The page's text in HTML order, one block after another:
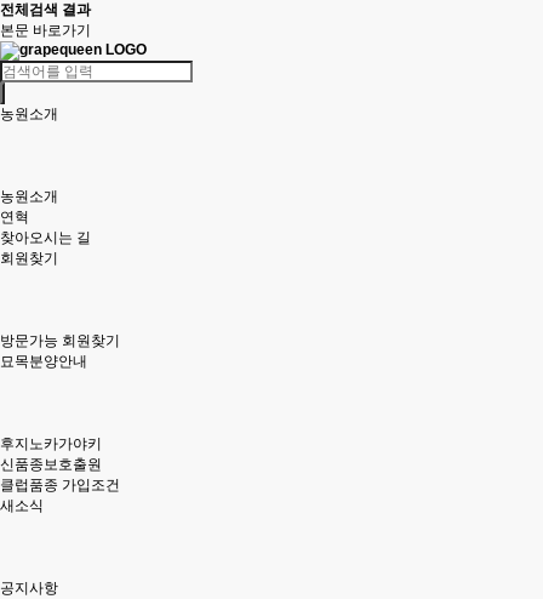
전체검색 결과
본문 바로가기
농원소개
농원소개
연혁
찾아오시는 길
회원찾기
방문가능 회원찾기
묘목분양안내
후지노카가야키
신품종보호출원
클럽품종 가입조건
새소식
공지사항